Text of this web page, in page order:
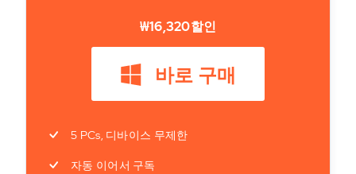
₩16,320할인
바로 구매
5 PCs, 디바이스 무제한
자동 이어서 구독